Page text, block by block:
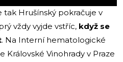
tak Hrušínský pokračuje v
vždy vyjde vstříc, když se
. Na Interní hematologické
Vinohrady v Praze